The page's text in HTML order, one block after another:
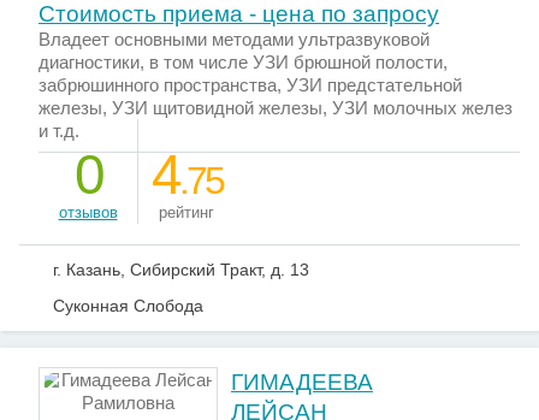
Стоимость приема - цена по запросу
Владеет основными методами ультразвуковой
диагностики, в том числе УЗИ брюшной полости,
забрюшинного пространства, УЗИ предстательной
железы, УЗИ щитовидной железы, УЗИ молочных желез
и т.д.
0
отзывов
4.75
рейтинг
г. Казань, Сибирский Тракт, д. 13
Суконная Слобода
ГИМАДЕЕВА
ЛЕЙСАН